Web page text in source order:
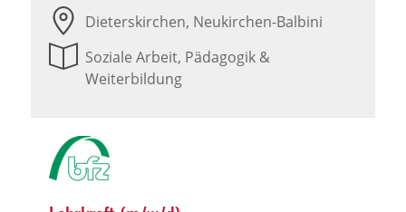
Dieterskirchen, Neukirchen-Balbini
Soziale Arbeit, Pädagogik &
Weiterbildung